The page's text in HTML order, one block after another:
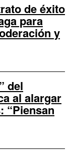
de éxito
para
y
del
al alargar
“Piensan